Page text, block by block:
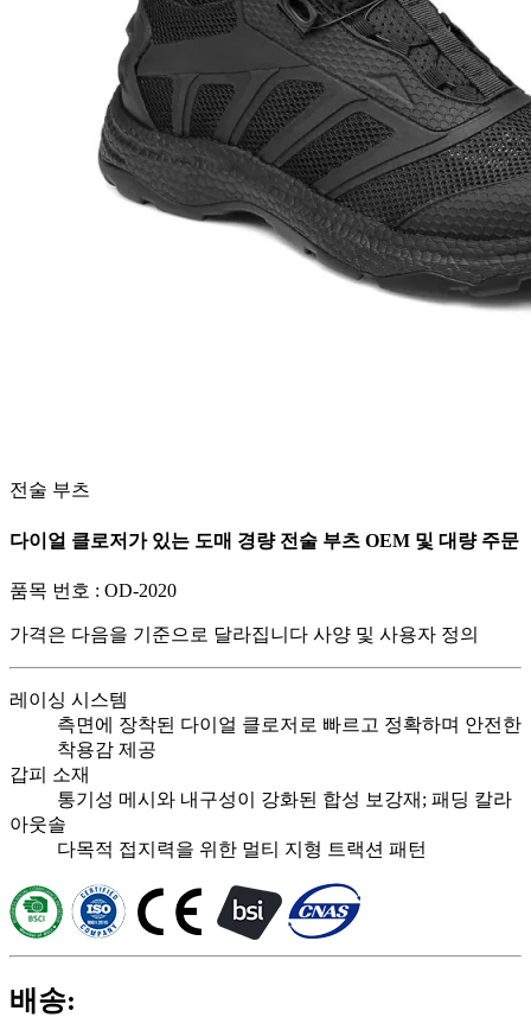
전술 부츠
다이얼 클로저가 있는 도매 경량 전술 부츠 OEM 및 대량 주문
품목 번호 : OD-2020
가격은 다음을 기준으로 달라집니다 사양 및 사용자 정의
레이싱 시스템
측면에 장착된 다이얼 클로저로 빠르고 정확하며 안전한
착용감 제공
갑피 소재
통기성 메시와 내구성이 강화된 합성 보강재; 패딩 칼라
아웃솔
다목적 접지력을 위한 멀티 지형 트랙션 패턴
배송: